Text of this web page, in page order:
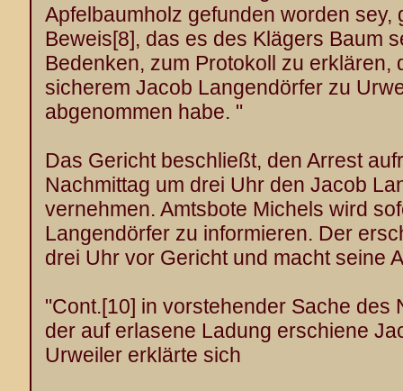
Apfelbaumholz gefunden worden sey,
Beweis[8], das es des Klägers Baum
Bedenken, zum Protokoll zu erklären,
sicherem Jacob Langendörfer zu
abgenommen habe. "
Das Gericht beschließt, den Arrest
Nachmittag um drei Uhr den Jacob
vernehmen. Amtsbote Michels wird
Langendörfer zu informieren. Der
drei Uhr vor Gericht und macht seine
"Cont.[10] in vorstehender Sache des
der auf erlasene Ladung erschiene
Urweiler erklärte sich